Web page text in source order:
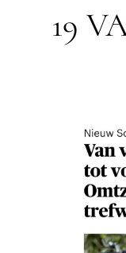
19